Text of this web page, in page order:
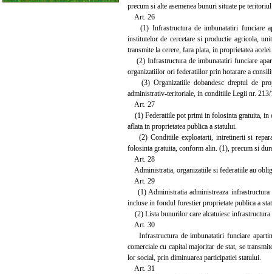
precum si alte asemenea bunuri situate pe
Art. 26
(1) Infrastructura de imbunatatiri funciare
institutelor de cercetare si productie agricola,
transmite la cerere, fara plata, in proprietatea
(2) Infrastructura de imbunatatiri funciare
organizatiilor ori federatiilor prin hotarare a
(3) Organizatiile dobandesc dreptul de
administrativ-teritoriale, in conditiile Legii nr.
Art. 27
(1) Federatiile pot primi in folosinta gratuita, in
aflata in proprietatea publica a statului.
(2) Conditiile exploatarii, intretinerii si
folosinta gratuita, conform alin. (1), precum si
Art. 28
Administratia, organizatiile si federatiile au
Art. 29
(1) Administratia administreaza infrastructura
incluse in fondul forestier proprietate publica a
(2) Lista bunurilor care alcatuiesc infrastructura
Art. 30
Infrastructura de imbunatatiri funciare
comerciale cu capital majoritar de stat, se
lor social, prin diminuarea participatiei statului.
Art. 31